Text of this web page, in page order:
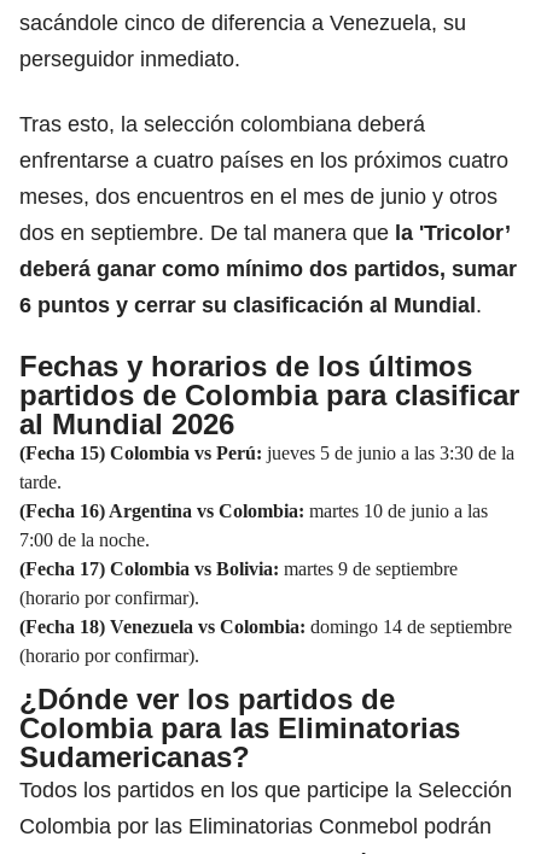
sacándole cinco de diferencia a Venezuela, su
perseguidor inmediato.
Tras esto, la selección colombiana deberá
enfrentarse a cuatro países en los próximos cuatro
meses, dos encuentros en el mes de junio y otros
dos en septiembre. De tal manera que la 'Tricolor’
deberá ganar como mínimo dos partidos, sumar
6 puntos y cerrar su clasificación al Mundial.
Fechas y horarios de los últimos
partidos de Colombia para clasificar
al Mundial 2026
(Fecha 15) Colombia vs Perú: jueves 5 de junio a las 3:30 de la
tarde.
(Fecha 16) Argentina vs Colombia: martes 10 de junio a las
7:00 de la noche.
(Fecha 17) Colombia vs Bolivia: martes 9 de septiembre
(horario por confirmar).
(Fecha 18) Venezuela vs Colombia: domingo 14 de septiembre
(horario por confirmar).
¿Dónde ver los partidos de
Colombia para las Eliminatorias
Sudamericanas?
Todos los partidos en los que participe la Selección
Colombia por las Eliminatorias Conmebol podrán